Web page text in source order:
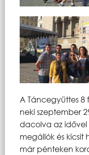
A Táncegyüttes 8
neki szeptember
dacolva az idővel
megállók és kicsit
már pénteken